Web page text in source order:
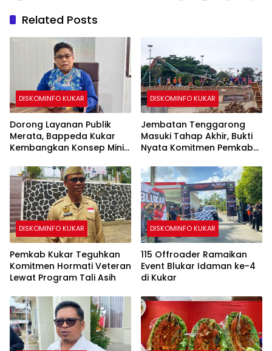
Related Posts
DISKOMINFO KUKAR
Dorong Layanan Publik
Merata, Bappeda Kukar
Kembangkan Konsep Mini
DISKOMINFO KUKAR
Jembatan Tenggarong
Masuki Tahap Akhir, Bukti
Nyata Komitmen Pemkab
Terpadu
DISKOMINFO KUKAR
Pemkab Kukar Teguhkan
Komitmen Hormati Veteran
Lewat Program Tali Asih
DISKOMINFO KUKAR
115 Offroader Ramaikan
Event Blukar Idaman ke-4
di Kukar